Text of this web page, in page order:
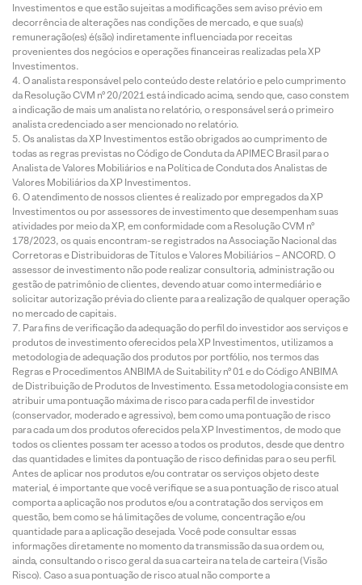
Investimentos e que estão sujeitas a modificações sem aviso prévio em
decorrência de alterações nas condições de mercado, e que sua(s)
remuneração(es) é(são) indiretamente influenciada por receitas
provenientes dos negócios e operações financeiras realizadas pela XP
Investimentos.
O analista responsável pelo conteúdo deste relatório e pelo cumprimento
da Resolução CVM nº 20/2021 está indicado acima, sendo que, caso constem
a indicação de mais um analista no relatório, o responsável será o primeiro
analista credenciado a ser mencionado no relatório.
Os analistas da XP Investimentos estão obrigados ao cumprimento de
todas as regras previstas no Código de Conduta da APIMEC Brasil para o
Analista de Valores Mobiliários e na Política de Conduta dos Analistas de
Valores Mobiliários da XP Investimentos.
O atendimento de nossos clientes é realizado por empregados da XP
Investimentos ou por assessores de investimento que desempenham suas
atividades por meio da XP, em conformidade com a Resolução CVM nº
178/2023, os quais encontram-se registrados na Associação Nacional das
Corretoras e Distribuidoras de Títulos e Valores Mobiliários – ANCORD. O
assessor de investimento não pode realizar consultoria, administração ou
gestão de patrimônio de clientes, devendo atuar como intermediário e
solicitar autorização prévia do cliente para a realização de qualquer operação
no mercado de capitais.
Para fins de verificação da adequação do perfil do investidor aos serviços e
produtos de investimento oferecidos pela XP Investimentos, utilizamos a
metodologia de adequação dos produtos por portfólio, nos termos das
Regras e Procedimentos ANBIMA de Suitability nº 01 e do Código ANBIMA
de Distribuição de Produtos de Investimento. Essa metodologia consiste em
atribuir uma pontuação máxima de risco para cada perfil de investidor
(conservador, moderado e agressivo), bem como uma pontuação de risco
para cada um dos produtos oferecidos pela XP Investimentos, de modo que
todos os clientes possam ter acesso a todos os produtos, desde que dentro
das quantidades e limites da pontuação de risco definidas para o seu perfil.
Antes de aplicar nos produtos e/ou contratar os serviços objeto deste
material, é importante que você verifique se a sua pontuação de risco atual
comporta a aplicação nos produtos e/ou a contratação dos serviços em
questão, bem como se há limitações de volume, concentração e/ou
quantidade para a aplicação desejada. Você pode consultar essas
informações diretamente no momento da transmissão da sua ordem ou,
ainda, consultando o risco geral da sua carteira na tela de carteira (Visão
Risco). Caso a sua pontuação de risco atual não comporte a